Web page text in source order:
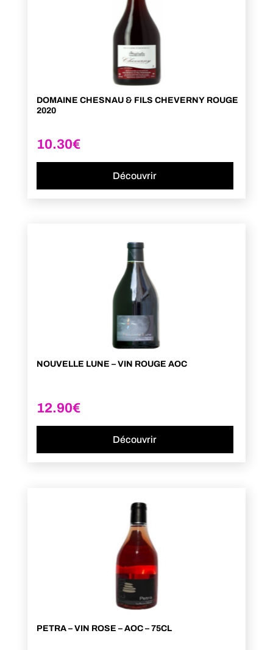
DOMAINE CHESNAU & FILS CHEVERNY ROUGE
2020
10.30€
Découvrir
NOUVELLE LUNE – VIN ROUGE AOC
12.90€
Découvrir
PETRA – VIN ROSE – AOC – 75CL